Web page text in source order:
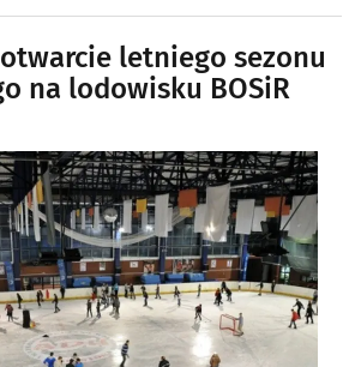
letniego sezonu
na lodowisku BOSiR